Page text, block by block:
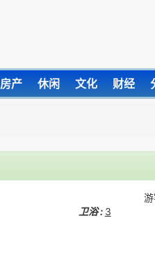
房产 休闲 文化 财经
卫浴 : 3